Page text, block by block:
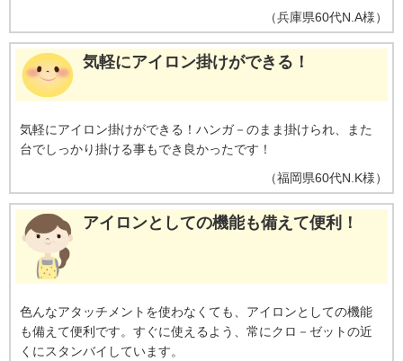
（兵庫県60代N.A様）
気軽にアイロン掛けができる！
気軽にアイロン掛けができる！ハンガ－のまま掛けられ、また
台でしっかり掛ける事もでき良かったです！
（福岡県60代N.K様）
アイロンとしての機能も備えて便利！
色んなアタッチメントを使わなくても、アイロンとしての機能
も備えて便利です。すぐに使えるよう、常にクロ－ゼットの近
くにスタンバイしています。